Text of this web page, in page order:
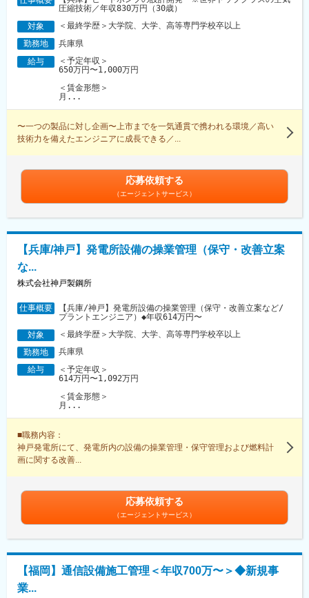
圧縮技術／年収830万円（30歳）
対象
＜最終学歴＞大学院、大学、高等専門学校卒以上
勤務地
兵庫県
給与
＜予定年収＞
650万円〜1,000万円
＜賃金形態＞
月...
〜一つの製品に対し企画〜上市までを一気通貫で携われる環境／高い
技術力を備えたエンジニアに成長できる／...
応募依頼する
（エージェントサービス）
【兵庫/神戸】発電所設備の操業管理（保守・改善立案
な...
株式会社神戸製鋼所
仕事概要
【兵庫/神戸】発電所設備の操業管理（保守・改善立案など/
プラントエンジニア）◆年収614万円〜
対象
＜最終学歴＞大学院、大学、高等専門学校卒以上
勤務地
兵庫県
給与
＜予定年収＞
614万円〜1,092万円
＜賃金形態＞
月...
■職務内容：
神戸発電所にて、発電所内の設備の操業管理・保守管理および燃料計
画に関する改善...
応募依頼する
（エージェントサービス）
【福岡】通信設備施工管理＜年収700万〜＞◆新規事
業...